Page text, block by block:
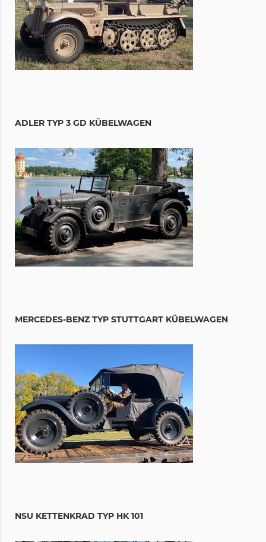
ADLER TYP 3 GD KÜBELWAGEN
MERCEDES-BENZ TYP STUTTGART KÜBELWAGEN
NSU KETTENKRAD TYP HK 101